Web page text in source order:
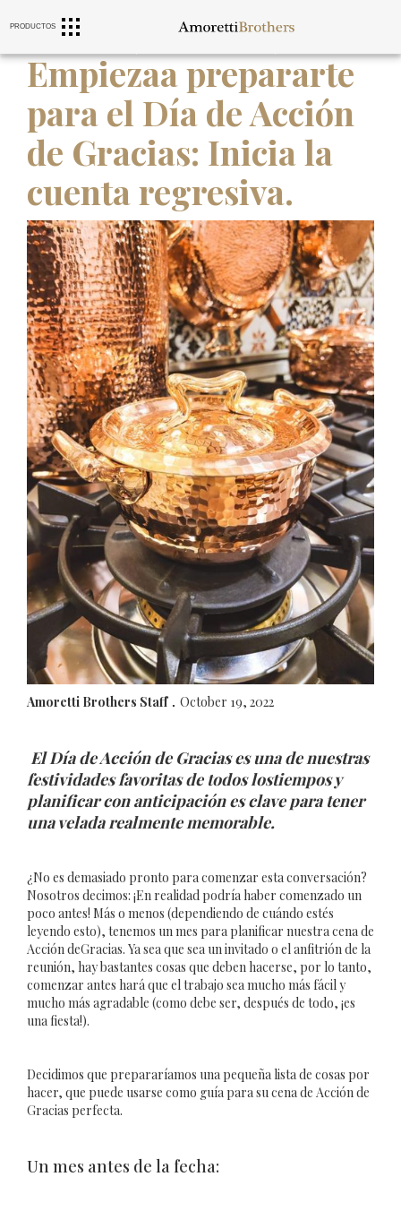
PRODUCTOS
CAMPANAS
DE COCINA
FREGADEROS
Empiezaa prepararte
para el Día de Acción
de Gracias: Inicia la
cuenta regresiva.
Amoretti Brothers Staff . October 19, 2022
El Día de Acción de Gracias es una de nuestras
festividades favoritas de todos lostiempos y
planificar con anticipación es clave para tener
una velada realmente memorable.
¿No es demasiado pronto para comenzar esta conversación?
Nosotros decimos: ¡En realidad podría haber comenzado un
poco antes! Más o menos (dependiendo de cuándo estés
leyendo esto), tenemos un mes para planificar nuestra cena de
Acción deGracias. Ya sea que sea un invitado o el anfitrión de la
reunión, hay bastantes cosas que deben hacerse, por lo tanto,
comenzar antes hará que el trabajo sea mucho más fácil y
mucho más agradable (como debe ser, después de todo, ¡es
una fiesta!).
Decidimos que prepararíamos una pequeña lista de cosas por
hacer, que puede usarse como guía para su cena de Acción de
Gracias perfecta.
Un mes antes de la fecha: